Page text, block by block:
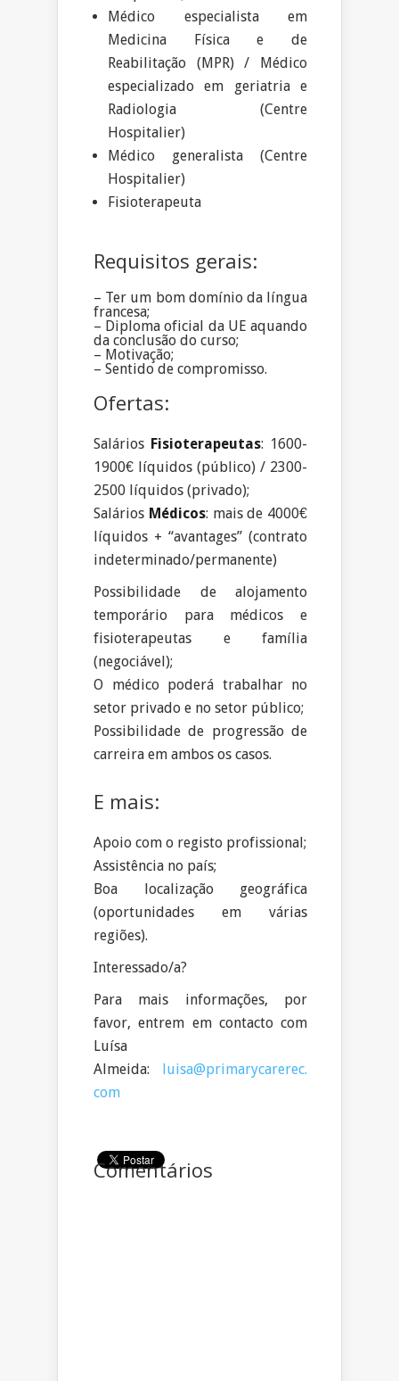
Médico especialista em
Medicina Física e de
Reabilitação (MPR) / Médico
especializado em geriatria e
Radiologia (Centre
Hospitalier)
Médico generalista (Centre
Hospitalier)
Fisioterapeuta
Requisitos gerais:
– Ter um bom domínio da língua
francesa;
– Diploma oficial da UE aquando
da conclusão do curso;
– Motivação;
– Sentido de compromisso.
Ofertas:
Salários Fisioterapeutas: 1600-
1900€ líquidos (público) / 2300-
2500 líquidos (privado);
Salários Médicos: mais de 4000€
líquidos + “avantages” (contrato
indeterminado/permanente)
Possibilidade de alojamento
temporário para médicos e
fisioterapeutas e família
(negociável);
O médico poderá trabalhar no
setor privado e no setor público;
Possibilidade de progressão de
carreira em ambos os casos.
E mais:
Apoio com o registo profissional;
Assistência no país;
Boa localização geográfica
(oportunidades em várias
regiões).
Interessado/a?
Para mais informações, por
favor, entrem em contacto com
Luísa
Almeida: luisa@primarycarerec.
com
Comentários